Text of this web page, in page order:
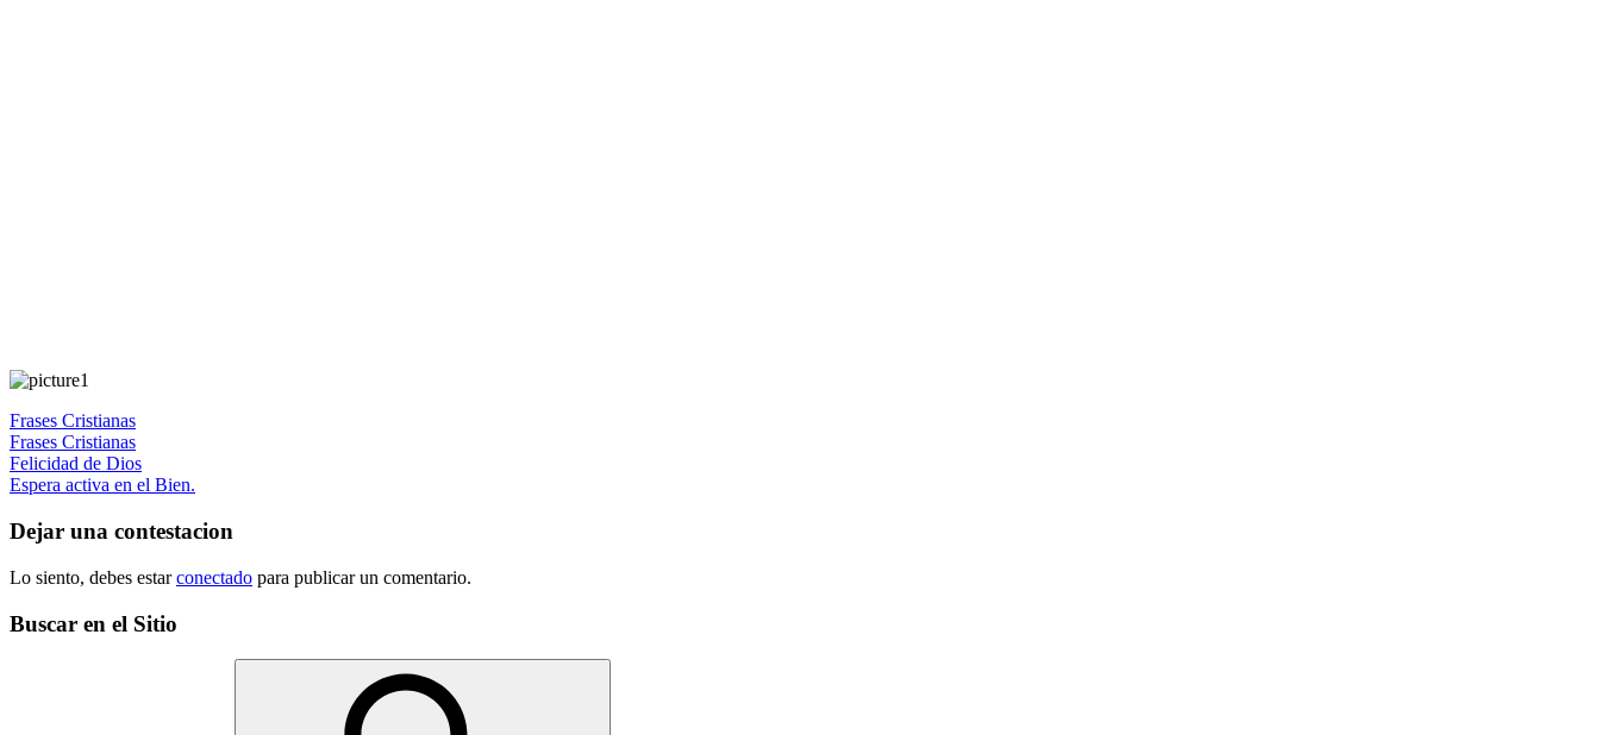
Frases Cristianas
Frases Cristianas
Navegación
de
entradas
Entrada
anterior:
Felicidad de Dios
Siguiente
Espera activa en el Bien.
Dejar una contestacion
Lo siento, debes estarconectado para publicar un comentario.
Buscar en el Sitio